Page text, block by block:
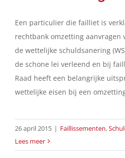
Een particulier die failliet is
rechtbank omzetting
de wettelijke schuldsanering
de schone lei verleend en bij
Raad heeft een belangrijke
wettelijke eisen bij een
26 april 2015 | Faillissementen,
Lees meer